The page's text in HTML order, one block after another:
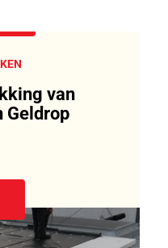
van
Geldrop